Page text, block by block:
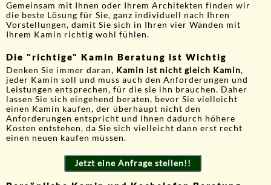
Gemeinsam mit Ihnen oder Ihrem Architekten finden wir
die beste Lösung für Sie, ganz individuell nach Ihren
Vorstellungen, damit Sie sich in Ihren vier Wänden mit
Ihrem Kamin richtig wohl fühlen.
Die "richtige" Kamin Beratung ist Wichtig
Denken Sie immer daran, Kamin ist nicht gleich Kamin,
jeder Kamin soll und muss auch den Anforderungen und
Leistungen entsprechen, für die sie ihn brauchen. Daher
lassen Sie sich eingehend beraten, bevor Sie vielleicht
einen Kamin kaufen, der überhaupt nicht den
Anforderungen entspricht und Ihnen dadurch höhere
Kosten entstehen, da Sie sich vielleicht dann erst recht
einen neuen kaufen müssen.
Jetzt eine Anfrage stellen!!